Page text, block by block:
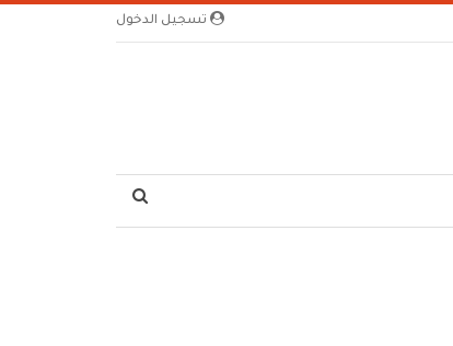
تسجيل الدخول